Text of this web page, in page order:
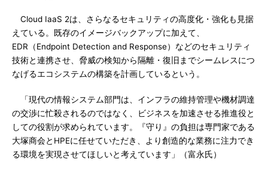
Cloud IaaS 2は、さらなるセキュリティの高度化・強化も見据
えている。既存のイメージバックアップに加えて、
EDR（Endpoint Detection and Response）などのセキュリティ
技術と連携させ、脅威の検知から隔離・復旧までシームレスにつ
なげるエコシステムの構築を計画しているという。
「現代の情報システム部門は、インフラの維持管理や機材調達
の交渉に忙殺されるのではなく、ビジネスを加速させる推進役と
しての役割が求められています。『守り』の負担は専門家である
大塚商会とHPEに任せていただき、より創造的な業務に注力でき
る環境を実現させてほしいと考えています」（富永氏）